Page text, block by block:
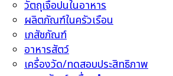
วัตถุเจือปนในอาหาร
ผลิตภัณฑ์ในครัวเรือน
เภสัชภัณฑ์
อาหารสัตว์
เครื่องวัด/ทดสอบประสิทธิภาพ